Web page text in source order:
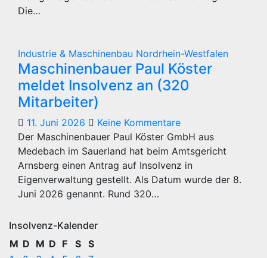
Die…
Industrie & Maschinenbau Nordrhein-Westfalen
Maschinenbauer Paul Köster
meldet Insolvenz an (320
Mitarbeiter)
11. Juni 2026
Keine Kommentare
Der Maschinenbauer Paul Köster GmbH aus
Medebach im Sauerland hat beim Amtsgericht
Arnsberg einen Antrag auf Insolvenz in
Eigenverwaltung gestellt. Als Datum wurde der 8.
Juni 2026 genannt. Rund 320…
Insolvenz-Kalender
M D M D F S S